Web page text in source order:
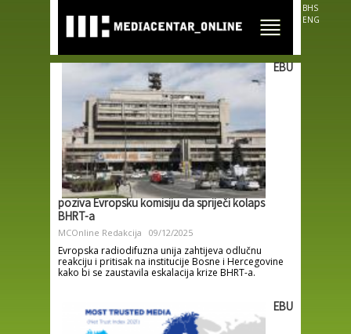
main
content
BHS
ENG
EBU
poziva Evropsku komisiju da spriječi kolaps
BHRT-a
MCOnline Redakcija 09/12/2025
Evropska radiodifuzna unija zahtijeva odlučnu
reakciju i pritisak na institucije Bosne i Hercegovine
kako bi se zaustavila eskalacija krize BHRT-a.
EBU